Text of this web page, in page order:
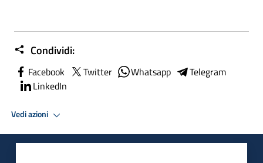
Condividi:
Facebook Twitter Whatsapp
Telegram
LinkedIn
Vedi azioni